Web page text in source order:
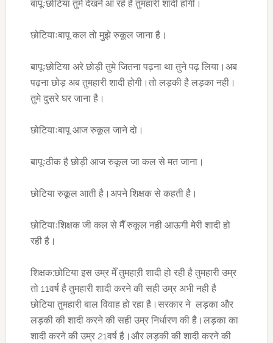
बापूःछोटिया तुमे देखने आ रहे है तुमहारी शादी होगी।
छोटियाःबापू कल तो मुझे रुकूल जाना है।
बापूःछोटिया अरे छोड़ी तुमे जितना पढ़ना था तुने पढ़ लिया।अब
पढ़ना छोड़ अब तुमहारी शादी होगी।तो लड़की है लड़का नही।
तुमे दुसरे घर जाना है।
छोटियाःबापू आज रुकूल जाने दो।
बापूःठीक है छोड़ी आज रुकूल जा कल से मत जाना।
छोटिया रुकूल आती है।अपने शिक्षक से कहती है।
छोटियाःशिक्षक जी कल से मैँ रुकूल नही आऊगी मेरी शादी हो
रही है।
शिक्षक:छोटिया इस उम्र मेँ तुमहाऱी शादी हो रही है तुमहारी उम्र
तो 11वर्ष है तुमहारी शादी करने की सही उम्र अभी नही है
छोटिया तुमहारी बाल विवाह हो रहा है।सरकार ने लड़का और
लड़की की शादी करने की सही उम्र निर्धारण की है।लड़का का
शादी करने की उम्र 21वर्ष है।और लड़की की शादी करने की